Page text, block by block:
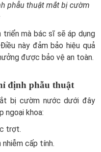
phẫu thuật mắt bị cườm
mà bác sĩ sẽ áp dụng
này đảm bảo hiệu quả
được bảo vệ an toàn.
định phẫu thuật
bị cườm nước dưới đây
ngoại khoa:
trợt.
cấp tính.